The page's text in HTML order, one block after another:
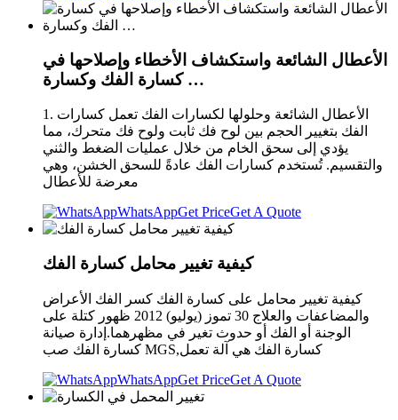
الأعطال الشائعة واستكشاف الأخطاء وإصلاحها في
كسارة الفك وكسارة …
1. الأعطال الشائعة وحلولها لكسارات الفك تعمل كسارات
الفك بتغيير الحجم بين لوح فك ثابت ولوح فك متحرك، مما
يؤدي إلى سحق الخام من خلال عمليات الضغط والثني
والتقسيم. تُستخدم كسارات الفك عادةً للسحق الخشن، وهي
معرضة للأعطال
WhatsAppGet PriceGet A Quote
كيفية تغيير محامل كسارة الفك
كيفية تغيير محامل على كسارة الفك كسر الفك الأعراض
والمضاعفات والعلاج 30 تموز (يوليو) 2012 ظهور كتلة على
الوجنة أو الفك أو حدوث تغير في مظهرهما.إدارة صيانة
كسارة الفك صب MGS,كسارة الفك هي آلة تعمل
WhatsAppGet PriceGet A Quote